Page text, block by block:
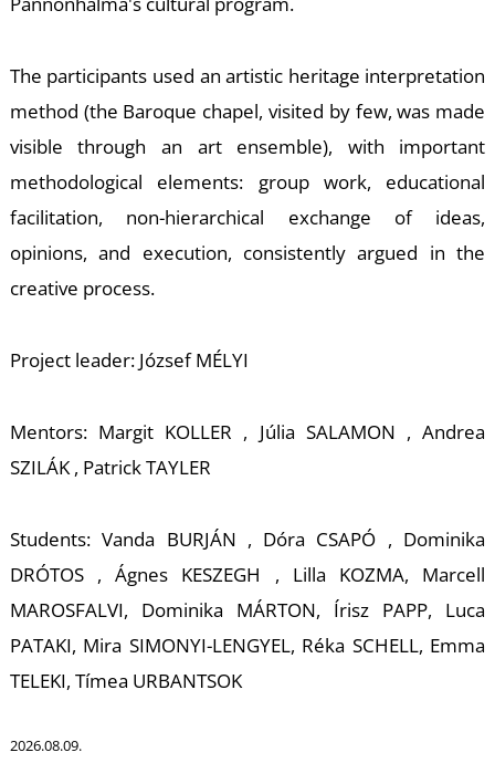
The participants used an artistic heritage interpretation
method (the Baroque chapel, visited by few, was made
visible through an art ensemble), with important
methodological elements: group work, educational
facilitation, non-hierarchical exchange of ideas,
opinions, and execution, consistently argued in the
creative process.
Project leader: József MÉLYI
Mentors: Margit KOLLER , Júlia SALAMON , Andrea
SZILÁK , Patrick TAYLER
Students: Vanda BURJÁN , Dóra CSAPÓ , Dominika
DRÓTOS , Ágnes KESZEGH , Lilla KOZMA, Marcell
MAROSFALVI, Dominika MÁRTON, Írisz PAPP, Luca
PATAKI, Mira SIMONYI-LENGYEL, Réka SCHELL, Emma
TELEKI, Tímea URBANTSOK
2026.08.09.